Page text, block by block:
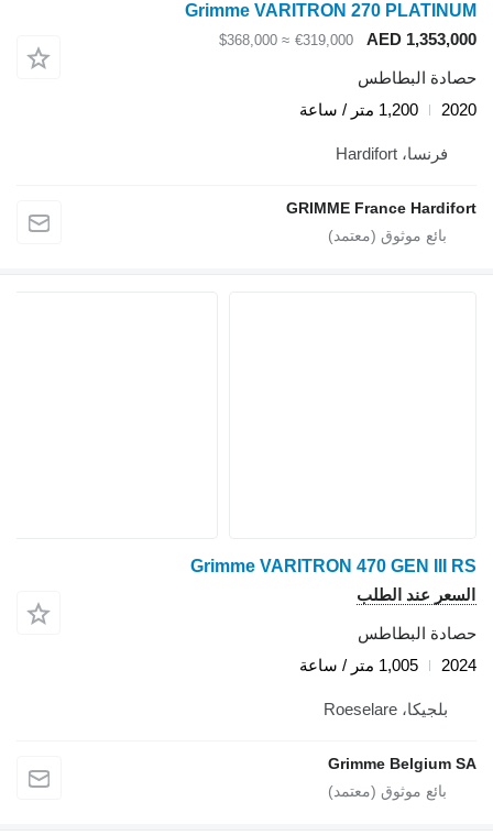
Grimme VARITRON 270 PLATINUM
AED 1,353,000
€319,000
≈ $368,000
حصادة البطاطس
2020
1,200 متر / ساعة
فرنسا، Hardifort
GRIMME France Hardifort
Grimme VARITRON 470 GEN III RS
السعر عند الطلب
حصادة البطاطس
2024
1,005 متر / ساعة
بلجيكا، Roeselare
Grimme Belgium SA